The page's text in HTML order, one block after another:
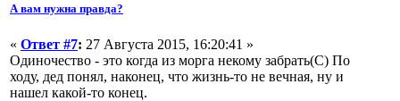
А вам нужна правда?
« Ответ #7: 27 Августа 2015, 16:20:41 »
Одиночество - это когда из морга некому забрать(С) По
ходу, дед понял, наконец, что жизнь-то не вечная, ну и
нашел какой-то конец.